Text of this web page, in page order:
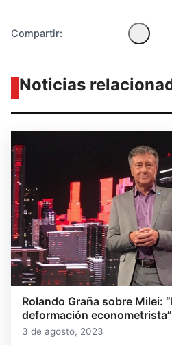
Compartir:
Noticias
Rolando Graña sobre Milei:
deformación econometrista”
3 de agosto, 2023